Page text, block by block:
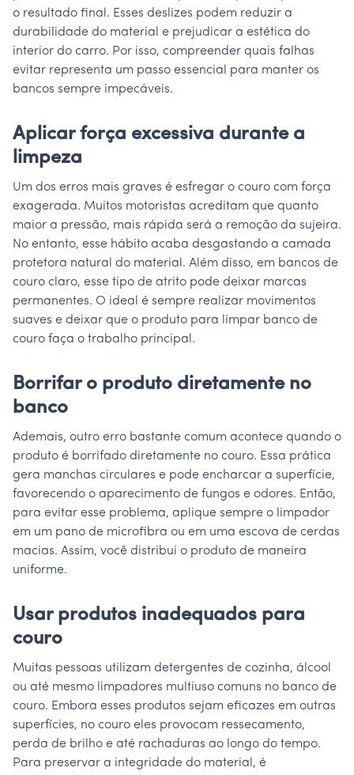
o resultado final. Esses deslizes podem reduzir a
durabilidade do material e prejudicar a estética do
interior do carro. Por isso, compreender quais falhas
evitar representa um passo essencial para manter os
bancos sempre impecáveis.
Aplicar força excessiva durante a
limpeza
Um dos erros mais graves é esfregar o couro com força
exagerada. Muitos motoristas acreditam que quanto
maior a pressão, mais rápida será a remoção da sujeira.
No entanto, esse hábito acaba desgastando a camada
protetora natural do material. Além disso, em bancos de
couro claro, esse tipo de atrito pode deixar marcas
permanentes. O ideal é sempre realizar movimentos
suaves e deixar que o produto para limpar banco de
couro faça o trabalho principal.
Borrifar o produto diretamente no
banco
Ademais, outro erro bastante comum acontece quando o
produto é borrifado diretamente no couro. Essa prática
gera manchas circulares e pode encharcar a superfície,
favorecendo o aparecimento de fungos e odores. Então,
para evitar esse problema, aplique sempre o limpador
em um pano de microfibra ou em uma escova de cerdas
macias. Assim, você distribui o produto de maneira
uniforme.
Usar produtos inadequados para
couro
Muitas pessoas utilizam detergentes de cozinha, álcool
ou até mesmo limpadores multiuso comuns no banco de
couro. Embora esses produtos sejam eficazes em outras
superfícies, no couro eles provocam ressecamento,
perda de brilho e até rachaduras ao longo do tempo.
Para preservar a integridade do material, é